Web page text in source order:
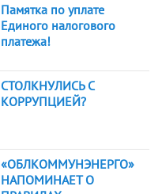
Памятка по уплате
Единого налогового
платежа!
СТОЛКНУЛИСЬ С
КОРРУПЦИЕЙ?
«ОБЛКОММУНЭНЕРГО»
НАПОМИНАЕТ О